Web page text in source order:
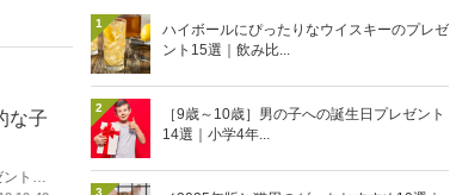
な子
ト。
1
ハイボールにぴったりなウイスキーのプレゼ
ント15選｜飲み比...
2
［9歳～10歳］男の子への誕生日プレゼント
14選｜小学4年...
3